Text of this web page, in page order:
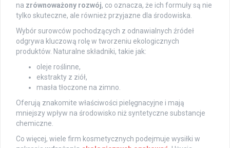
na zrównoważony rozwój, co oznacza, że ich formuły są nie
tylko skuteczne, ale również przyjazne dla środowiska.
Wybór surowców pochodzących z odnawialnych źródeł
odgrywa kluczową rolę w tworzeniu ekologicznych
produktów. Naturalne składniki, takie jak:
oleje roślinne,
ekstrakty z ziół,
masła tłoczone na zimno.
Oferują znakomite właściwości pielęgnacyjne i mają
mniejszy wpływ na środowisko niż syntetyczne substancje
chemiczne.
Co więcej, wiele firm kosmetycznych podejmuje wysiłki w